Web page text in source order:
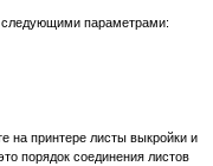
следующими параметрами:
на принтере листы выкройки и
порядок соединения листов